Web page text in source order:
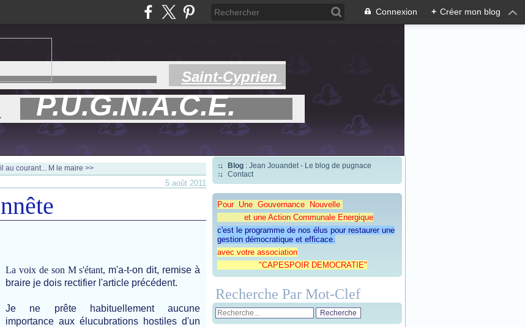
Connexion + Créer mon blog
Saint-Cyprien
P.U.G.N.A.C.E.
au courant... M le maire >>
5 août 2011
La voix de son M s'étant, m'a-t-on dit, remise à
braire je dois rectifier l'article précédent.
Je ne prête habituellement aucune
importance aux élucubrations hostiles d'un
Blog : Jean Jouandet - Le blog de pugnace
Contact
Pour Une Gouvernance Nouvelle
et une Action Communale Energique
c'est le programme de nos élus pour restaurer une
gestion démocratique et efficace.
avec votre association
"CAPESPOIR DEMOCRATIE"
Recherche Par Mot-Clef